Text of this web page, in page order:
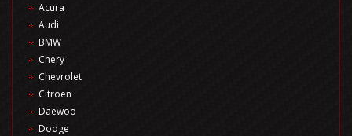
Acura
Audi
BMW
Chery
Chevrolet
Citroen
Daewoo
Dodge